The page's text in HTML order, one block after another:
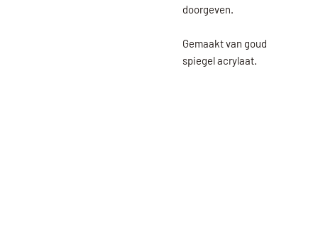
doorgeven.
Gemaakt van goud
spiegel acrylaat.